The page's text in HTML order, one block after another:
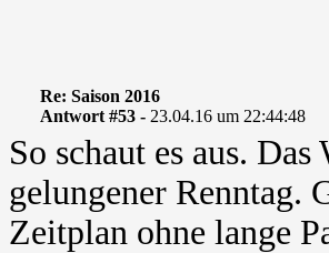
Re: Saison 2016
Antwort #53 - 23.04.16 um 22:44:48
So schaut es aus.
gelungener Renntag.
Zeitplan ohne lange